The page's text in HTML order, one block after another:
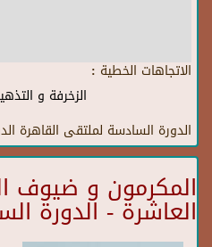
الاتجاهات الخطية :
الزخرفة و
الدورة السادسة لملتقى القاهرة
المكرمون و ضيوف
العاشرة - الدورة